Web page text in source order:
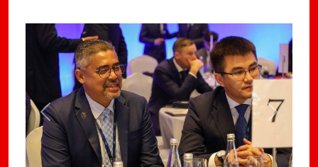
Previous Next